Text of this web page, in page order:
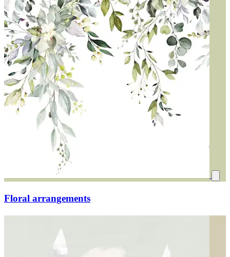
Floral arrangements